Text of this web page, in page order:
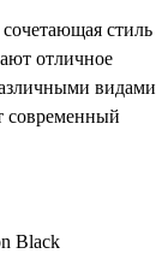
стиль
отличное
видами
современный